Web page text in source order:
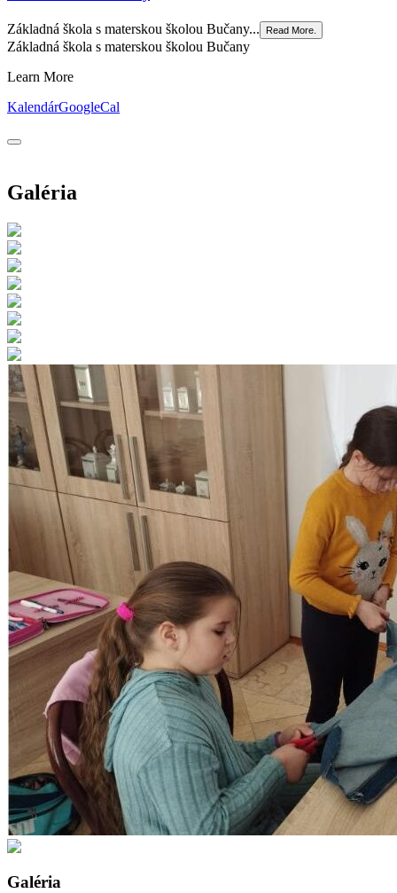
Základná škola s materskou školou Bučany... Read More.
Základná škola s materskou školou Bučany
Learn More
KalendárGoogleCal
Galéria
Galéria